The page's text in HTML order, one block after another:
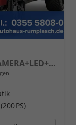
Esprit Alpine EL. HECKK.+SHZ+KAMERA+LED+20 LM
PS)